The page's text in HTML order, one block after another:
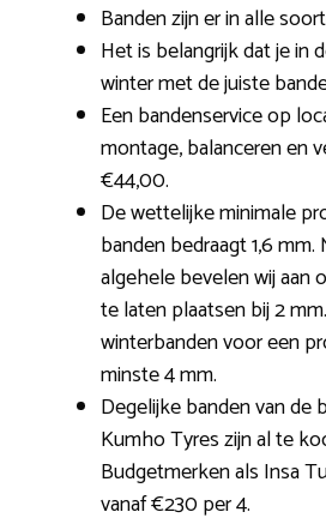
Banden zijn er in alle
Het is belangrijk dat je in
winter met de juiste
Een bandenservice op
montage, balanceren en
€44,00.
De wettelijke minimale
banden bedraagt 1,6 mm.
algehele bevelen wij aan
te laten plaatsen bij 2
winterbanden voor een
minste 4 mm.
Degelijke banden van de
Kumho Tyres zijn al te
Budgetmerken als Insa
vanaf €230 per 4.